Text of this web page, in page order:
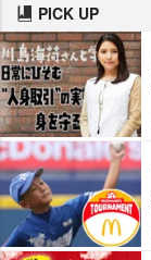
PICK UP